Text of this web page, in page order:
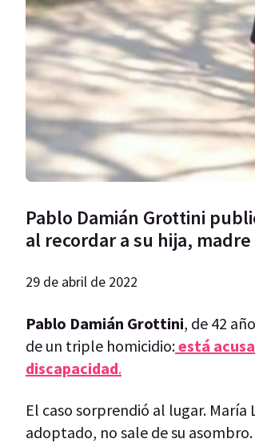
Pablo Damián Grottini
al recordar a su hija,
29 de abril de 2022
Pablo Damián Grottini, de 42
de un triple homicidio:está
discapacidad.
El caso sorprendió al lugar. María
adoptado, no sale de su